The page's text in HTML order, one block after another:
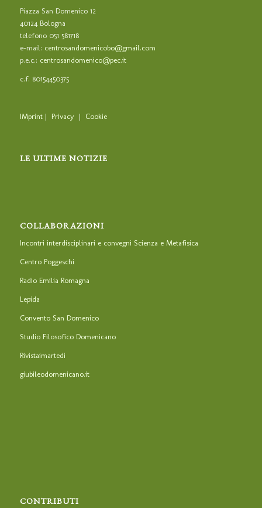
Piazza San Domenico 12
40124 Bologna
telefono 051 581718
e-mail: centrosandomenicobo@gmail.com
p.e.c.: centrosandomenico@pec.it
c.f. 80154450375
IMprint| Privacy| Cookie
LE ULTIME NOTIZIE
COLLABORAZIONI
Incontri interdisciplinari e convegni Scienza e Metafisica
Centro Poggeschi
Radio Emilia Romagna
Lepida
Convento San Domenico
Studio Filosofico Domenicano
Rivistaimartedi
giubileodomenicano.it
CONTRIBUTI